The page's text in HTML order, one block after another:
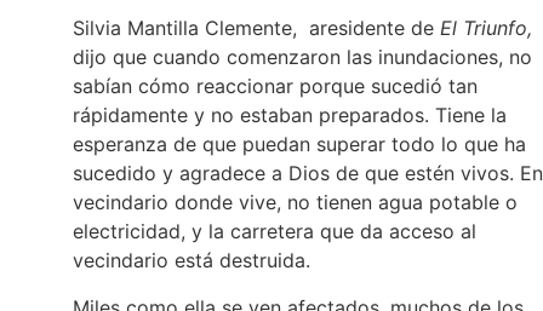
Silvia Mantilla Clemente, aresidente de El Triunfo,
dijo que cuando comenzaron las inundaciones, no
sabían cómo reaccionar porque sucedió tan
rápidamente y no estaban preparados. Tiene la
esperanza de que puedan superar todo lo que ha
sucedido y agradece a Dios de que estén vivos.
vecindario donde vive, no tienen agua potable o
electricidad, y la carretera que da acceso al
vecindario está destruida.